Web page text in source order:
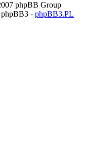
phpBB Group
phpBB3 - phpBB3.PL